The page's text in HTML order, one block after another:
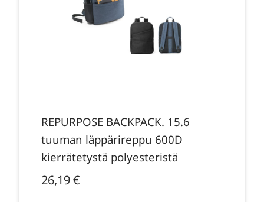
REPURPOSE BACKPACK. 15.6
tuuman läppärireppu 600D
kierrätetystä polyesteristä
26,19€